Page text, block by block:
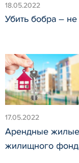
18.05.2022
Убить бобра –
17.05.2022
Арендные жилые
жилищного